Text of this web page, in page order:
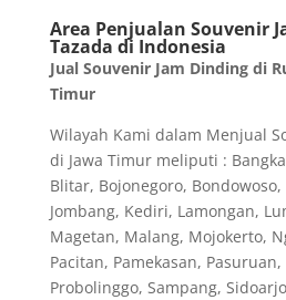
Area Penjualan Souvenir
Tazada di Indonesia
Jual Souvenir Jam Dinding di
Timur
Wilayah Kami dalam Menjual
di Jawa Timur meliputi :
Blitar, Bojonegoro, Bondowoso,
Jombang, Kediri, Lamongan,
Magetan, Malang, Mojokerto,
Pacitan, Pamekasan, Pasuruan,
Probolinggo, Sampang,